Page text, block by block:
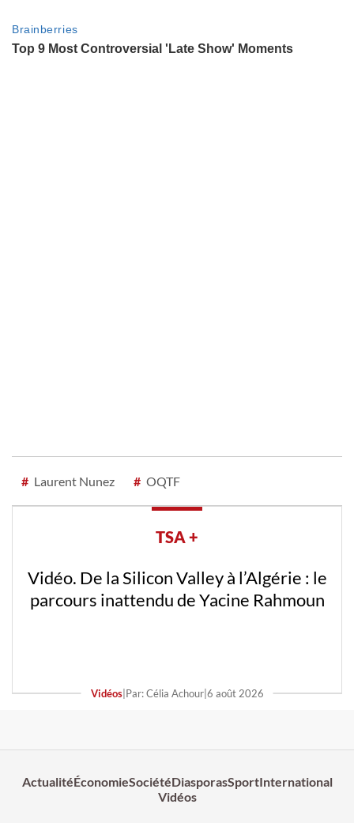
# Laurent Nunez # OQTF
TSA +
Vidéo. De la Silicon Valley à l’Algérie : le
parcours inattendu de Yacine Rahmoun
Vidéos| Par: Célia Achour| 6 août 2026
ActualitéÉconomieSociétéDiasporasSportInternational
Vidéos